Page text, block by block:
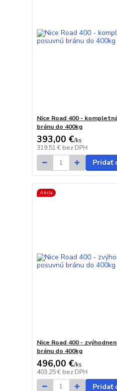
Nice Road 400 -
bránu do 400kg
393,00 €/ks
319,51 € bez DPH
Pridať
Akcia
Nice Road 400 -
bránu do 400kg
496,00 €/ks
403,25 € bez DPH
Pridať